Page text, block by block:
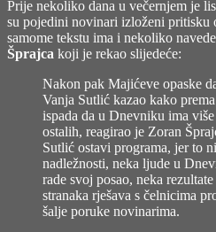
Prije nekoliko dana u večernjem je
su pojedini novinari izloženi pritisku
samome tekstu ima i nekoliko
Šprajca koji je rekao slijedeće:
Nakon pak Majićeve opaske
Vanja Sutlić kazao kako
ispada da u Dnevniku ima
ostalih, reagirao je Zoran
Sutlić ostavi programa, jer to
nadležnosti, neka ljude u
rade svoj posao, neka
stranaka rješava s čelnicima
šalje poruke novinarima.